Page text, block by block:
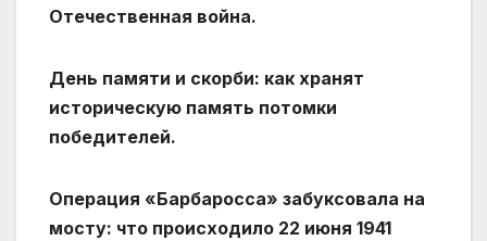
Отечественная война.
День памяти и скорби: как хранят
историческую память потомки
победителей.
Операция «Барбаросса» забуксовала на
мосту: что происходило 22 июня 1941